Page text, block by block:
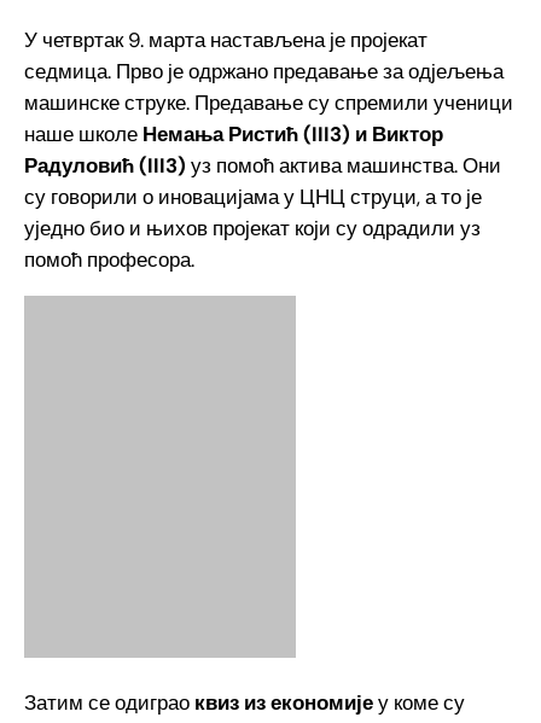
У четвртак 9. марта настављена је пројекат
седмица. Прво је одржано предавање за одјељења
машинске струке. Предавање су спремили ученици
наше школе Немања Ристић (III3) и Виктор
Радуловић (III3) уз помоћ актива машинства. Они
су говорили о иновацијама у ЦНЦ струци, а то је
уједно био и њихов пројекат који су одрадили уз
помоћ професора.
Затим се одиграо квиз из економијеу коме су